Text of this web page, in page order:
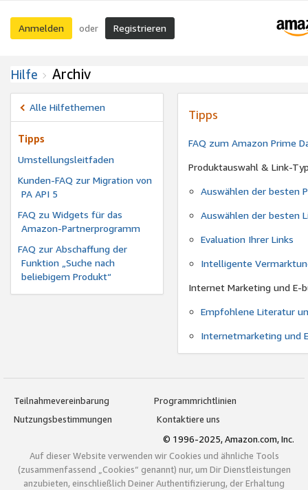
Anmelden oder Registrieren
Hilfe Archiv
Alle Hilfethemen
Tipps
Umstellungsleitfaden
Kunden-FAQ zur Migration von
PA API 5
FAQ zu Widgets für das
Amazon-Partnerprogramm
FAQ zur Abschaffung der
Funktion „Suche nach
beliebigem Produkt“
Tipps
FAQ zum Amazon Prime
Produktauswahl & Link-
Auswählen der besten
Auswählen der besten
Evaluation Ihrer Links
Intelligente
Internet Marketing und E-
Empfohlene Literatur
Internetmarketing und
Teilnahmevereinbarung
Programmrichtlinien
Nutzungsbestimmungen
Kontaktiere uns
© 1996-2025, Amazon.com, Inc.
Auf dieser Website verwenden wir Cookies und ähnliche Tools
(zusammenfassend „Cookies“ genannt) nur, um Dir Dienstleistungen
anzubieten, einschließlich Deiner Authentifizierung, der Erhaltung